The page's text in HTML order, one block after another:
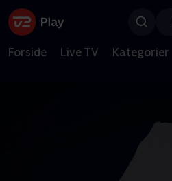
Forside Live TV Kategorier